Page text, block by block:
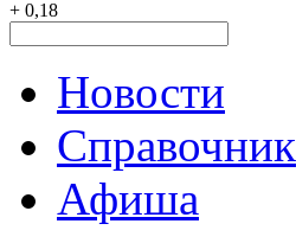
+ 0,18
Новости
Справочник
Афиша